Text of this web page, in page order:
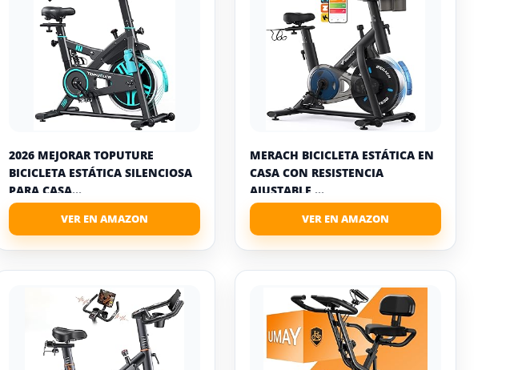
2026 MEJORAR TOPUTURE
BICICLETA ESTÁTICA SILENCIOSA
PARA CASA...
MERACH BICICLETA ESTÁTICA EN
CASA CON RESISTENCIA
AJUSTABLE,...